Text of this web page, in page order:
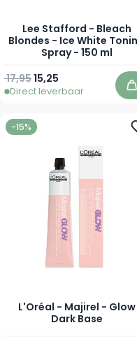
Lee Stafford - Bleach
Blondes - Ice White
Spray - 150 ml
Speciale prijs
15,25
Normale prijs
17,95
Direct leverbaar
-15%
L'Oréal - Majirel - Glow
Dark Base